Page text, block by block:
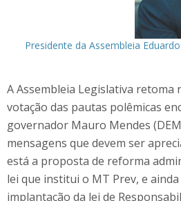
Presidente da Assembleia
A Assembleia Legislativa retoma
votação das pautas polêmicas
governador Mauro Mendes
mensagens que devem ser
está a proposta de reforma
lei que institui o MT Prev, e
implantação da lei de